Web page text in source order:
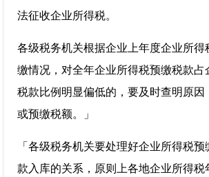
法征收企业所得税。
各级税务机关根据企业上年度企业所得
缴情况，对全年企业所得税预缴税款占
税款比例明显偏低的，要及时查明原因
或预缴税额。」
「各级税务机关要处理好企业所得税
款入库的关系，原则上各地企业所得税